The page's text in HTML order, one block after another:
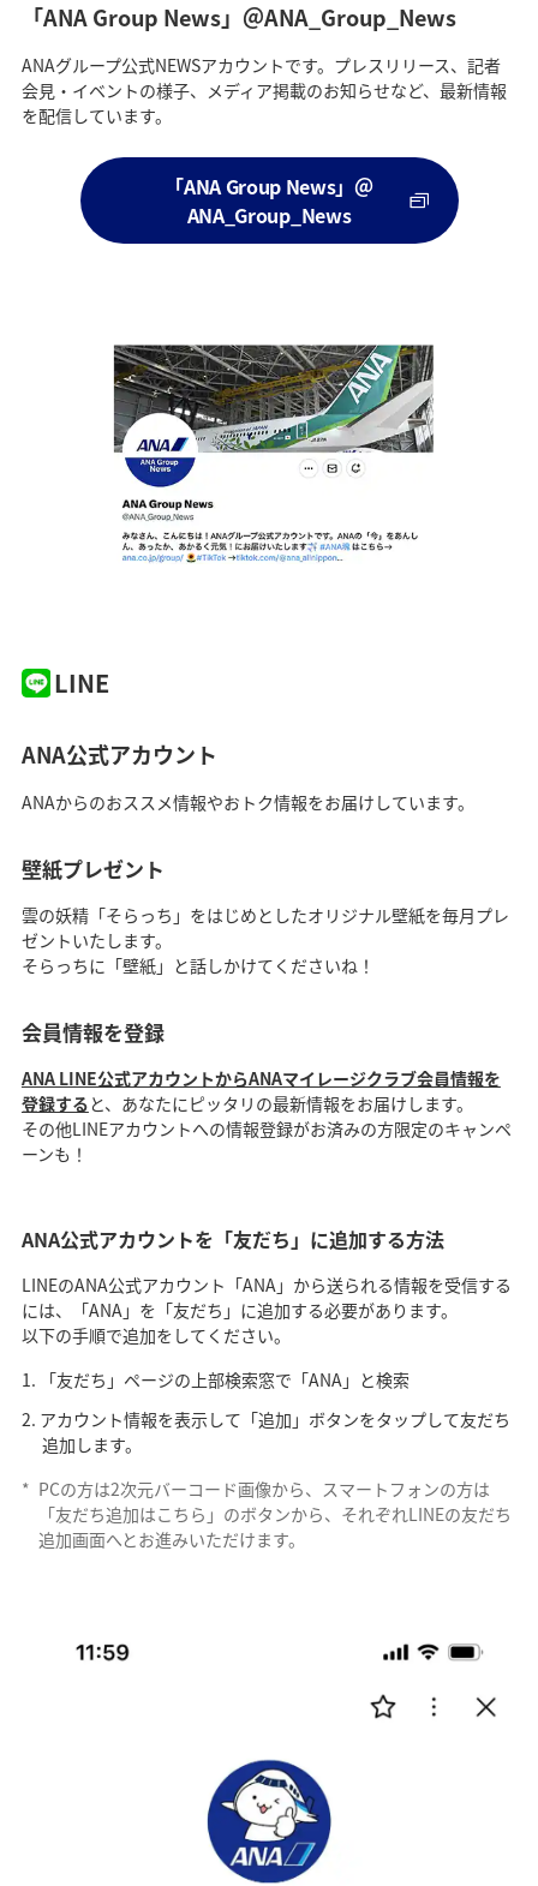
「ANA Group News」＠ANA_Group_News
ANAグループ公式NEWSアカウントです。プレスリリース、記者
会見・イベントの様子、メディア掲載のお知らせなど、最新情報
を配信しています。
「ANA Group News」＠
ANA_Group_News
LINE
ANA公式アカウント
ANAからのおススメ情報やおトク情報をお届けしています。
壁紙プレゼント
雲の妖精「そらっち」をはじめとしたオリジナル壁紙を毎月プレ
ゼントいたします。
そらっちに「壁紙」と話しかけてくださいね！
会員情報を登録
ANA LINE公式アカウントからANAマイレージクラブ会員情報を
登録する と、あなたにピッタリの最新情報をお届けします。
その他LINEアカウントへの情報登録がお済みの方限定のキャンペ
ーンも！
ANA公式アカウントを「友だち」に追加する方法
LINEのANA公式アカウント「ANA」から送られる情報を受信する
には、「ANA」を「友だち」に追加する必要があります。
以下の手順で追加をしてください。
「友だち」ページの上部検索窓で「ANA」と検索
アカウント情報を表示して「追加」ボタンをタップして友だち
追加します。
* PCの方は2次元バーコード画像から、スマートフォンの方は
「友だち追加はこちら」のボタンから、それぞれLINEの友だち
追加画面へとお進みいただけます。